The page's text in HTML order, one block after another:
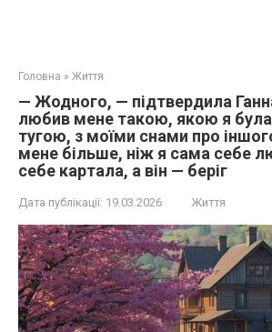
Головна » Життя
— Жодного, — підтвердила
любив мене такою, якою я
тугою, з моїми снами про
мене більше, ніж я сама себе
себе картала, а він — беріг
Дата публікації: 19.03.2026 Життя